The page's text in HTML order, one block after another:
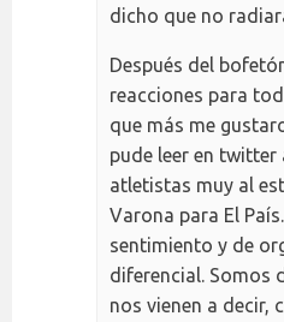
dicho que no
Después del
reacciones para
que más me
pude leer en
atletistas muy al
Varona para El
sentimiento y de
diferencial. Somos
nos vienen a decir,